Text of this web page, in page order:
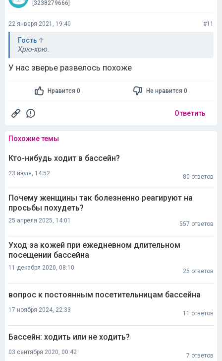
[3238279666]
22 января 2021, 19:40 #11
Гость
Хрю-хрю.
У нас зверье развелось похоже
Нравится 0 Не нравится 0
Ответить
Похожие темы
Кто-нибудь ходит в бассейн?
23 июля, 14:52
80 ответов
Почему женщины так болезненно реагируют на
просьбы похудеть?
25 апреля 2025, 14:01
557 ответов
Уход за кожей при ежедневном длительном
посещении бассейна
11 декабря 2020, 08:10
25 ответов
вопрос к постоянным посетительницам бассейна
17 ноября 2024, 22:33
11 ответов
Бассейн: ходить или не ходить?
03 сентября 2020, 00:42
7 ответов